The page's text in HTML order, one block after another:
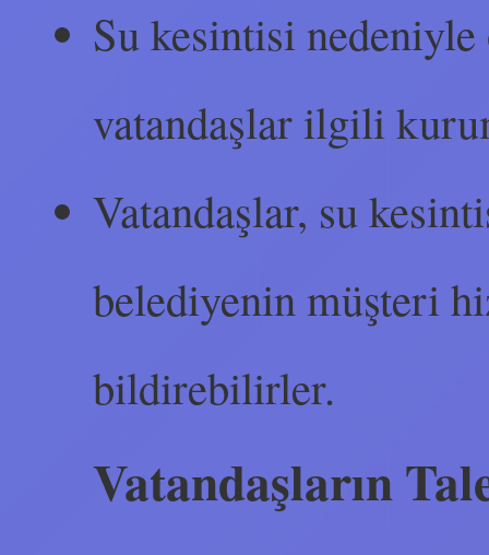
Su kesintisi
vatandaşlar ilgili
Vatandaşlar, su
belediyenin müşteri
bildirebilirler.
Vatandaşların